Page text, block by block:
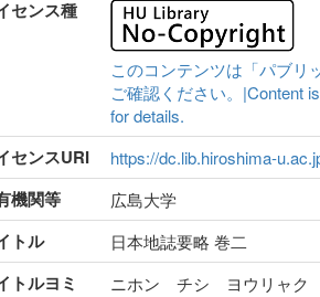
センス種
このコンテンツは「パブリ
ご確認ください。|Content
for details.
センスURI https://dc.lib.hiroshima-
機関等 広島大学
トル 日本地誌要略 巻二
トルヨミ ニホン チシ ヨウリャク